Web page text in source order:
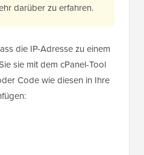
darüber zu erfahren.
die IP-Adresse zu einem
sie mit dem cPanel-Tool
Code wie diesen in Ihre